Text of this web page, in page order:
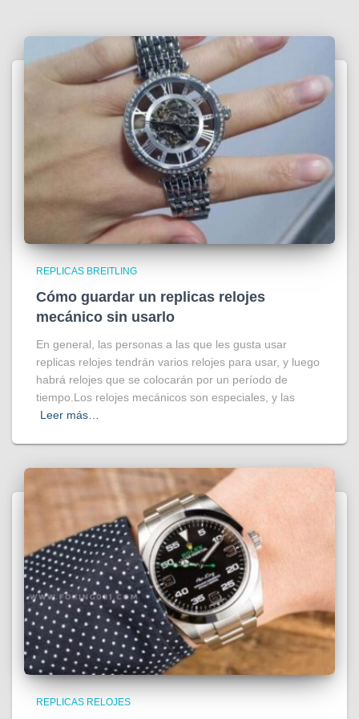
REPLICAS BREITLING
Cómo guardar un replicas relojes
mecánico sin usarlo
En general, las personas a las que les gusta usar
replicas relojes tendrán varios relojes para usar, y luego
habrá relojes que se colocarán por un período de
tiempo.Los relojes mecánicos son especiales, y las
Leer más…
REPLICAS RELOJES